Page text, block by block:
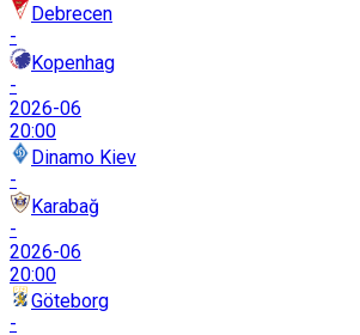
Debrecen
-
Kopenhag
-
2026-06
20:00
Dinamo Kiev
-
Karabağ
-
2026-06
20:00
Göteborg
-